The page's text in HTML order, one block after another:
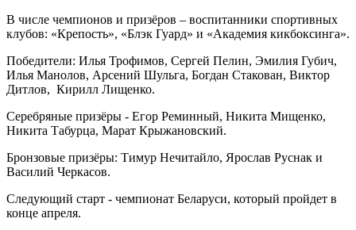
В числе чемпионов и призёров – воспитанники спортивных
клубов: «Крепость», «Блэк Гуард» и «Академия кикбоксинга».
Победители: Илья Трофимов, Сергей Пелин, Эмилия Губич,
Илья Манолов, Арсений Шульга, Богдан Стакован, Виктор
Дитлов, Кирилл Лищенко.
Серебряные призёры - Егор Реминный, Никита Мищенко,
Никита Табурца, Марат Крыжановский.
Бронзовые призёры: Тимур Нечитайло, Ярослав Руснак и
Василий Черкасов.
Следующий старт - чемпионат Беларуси, который пройдет в
конце апреля.